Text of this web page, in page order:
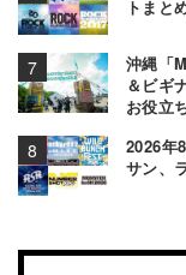
トまと
沖縄「
＆ビギ
お役立
2026年
サン、